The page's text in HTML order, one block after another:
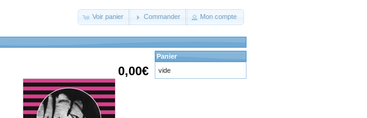
Voir panier Commander Mon compte
0,00€
Panier
vide